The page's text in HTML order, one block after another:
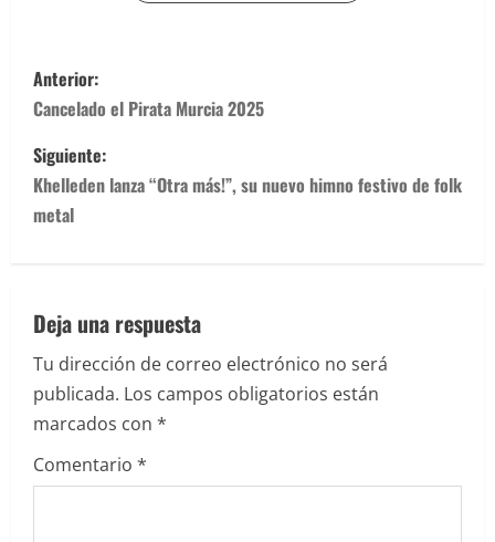
N
a
v
e
a
c
i
ó
n
Anterior:
Cancelado el Pirata Murcia 2025
Siguiente:
Khelleden lanza “Otra más!”, su nuevo himno festivo de folk
metal
Deja una respuesta
Tu dirección de correo electrónico no será
publicada. Los campos obligatorios están
marcados con *
Comentario *